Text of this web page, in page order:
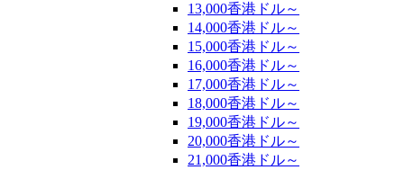
13,000香港ドル～
14,000香港ドル～
15,000香港ドル～
16,000香港ドル～
17,000香港ドル～
18,000香港ドル～
19,000香港ドル～
20,000香港ドル～
21,000香港ドル～